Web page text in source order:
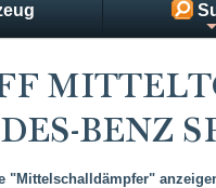
BENZ
"Mittelschalldämpfer"